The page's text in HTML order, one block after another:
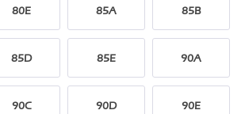
80E 85A 85B
85D 85E 90A
90C 90D 90E